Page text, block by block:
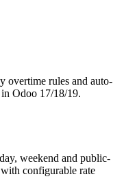
overtime rules and auto-
Odoo 17/18/19.
weekend and public-
configurable rate